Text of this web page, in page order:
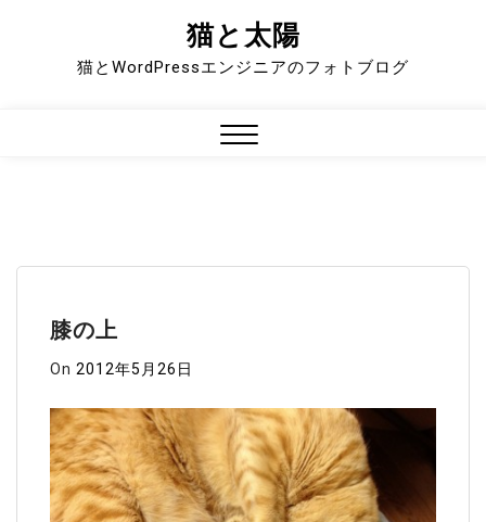
猫と太陽
猫とWordPressエンジニアのフォトブログ
膝の上
On 2012年5月26日